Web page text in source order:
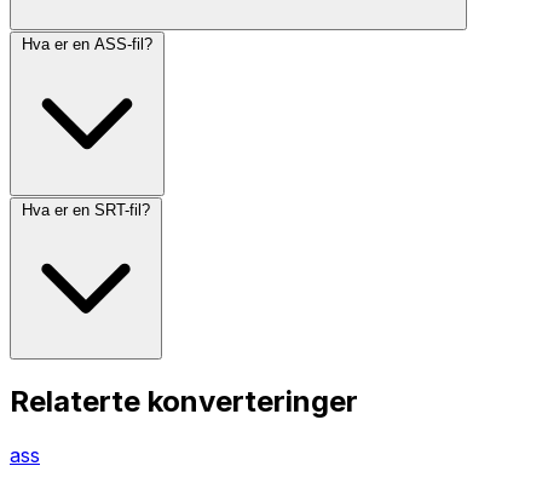
Hva er en ASS-fil?
Hva er en SRT-fil?
Relaterte konverteringer
ass